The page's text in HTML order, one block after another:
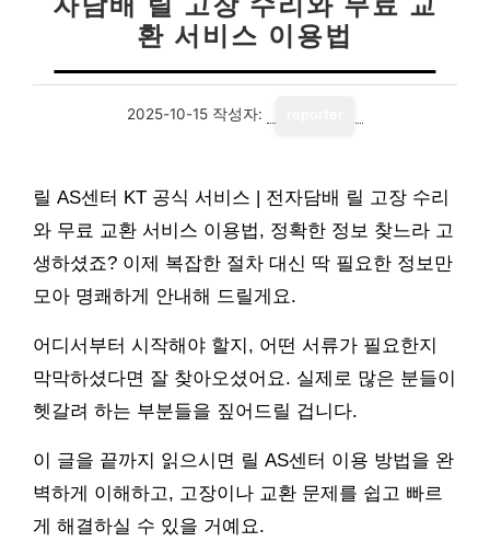
환 서비스 이용법
2025-10-15 작성자:
릴 AS센터 KT 공식 서비스 | 전자담배 릴 고장 수리
와 무료 교환 서비스 이용법, 정확한 정보 찾느라 고
생하셨죠? 이제 복잡한 절차 대신 딱 필요한 정보만
모아 명쾌하게 안내해 드릴게요.
어디서부터 시작해야 할지, 어떤 서류가 필요한지
막막하셨다면 잘 찾아오셨어요. 실제로 많은 분들이
헷갈려 하는 부분들을 짚어드릴 겁니다.
이 글을 끝까지 읽으시면 릴 AS센터 이용 방법을 완
벽하게 이해하고, 고장이나 교환 문제를 쉽고 빠르
게 해결하실 수 있을 거예요.